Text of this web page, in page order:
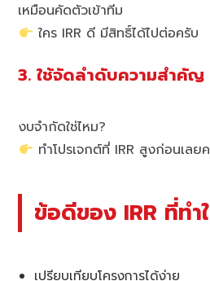
เหมือนคัดตัวเข้าทีม
ใคร IRR ดี มีสิทธิ์ได้ไปต่อครับ
3. ใช้จัดลำดับความสำคัญ
งบจำกัดใช่ไหม?
ทำโปรเจกต์ที่ IRR สูงก่อนเลย
ข้อดีของ IRR ที่ทำ
เปรียบเทียบโครงการได้ง่าย